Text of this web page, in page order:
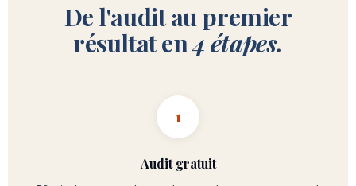
De l'audit au premier
résultat en4 étapes.
1
Audit gratuit